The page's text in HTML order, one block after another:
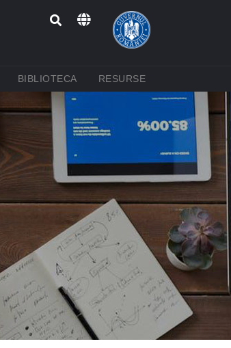
(CURRENT)
BIBLIOTECA(CURRENT)
RESURSE(CURRENT)